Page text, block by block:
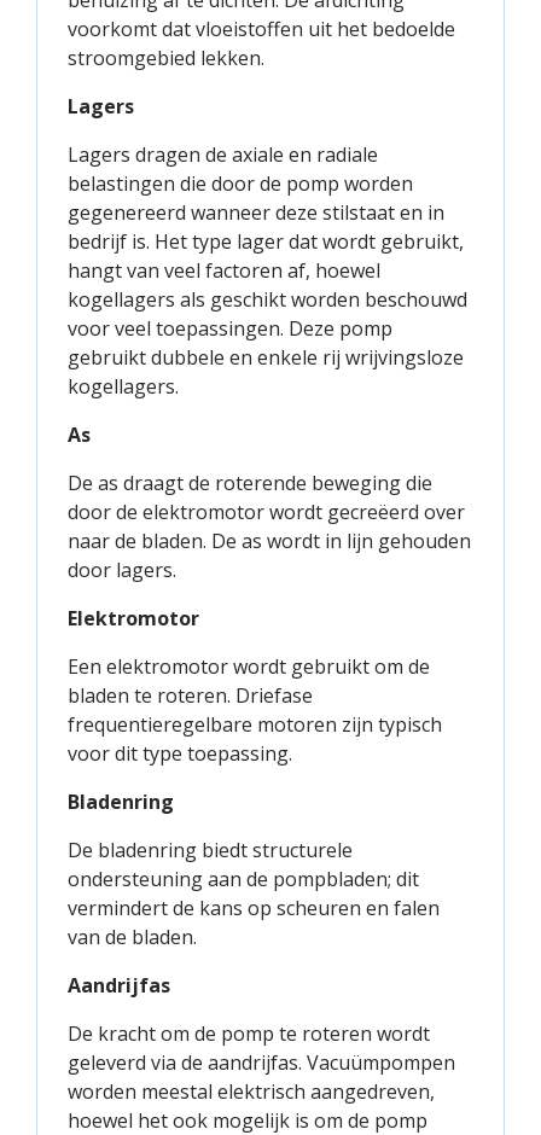
voorkomt dat vloeistoffen uit het bedoelde
stroomgebied lekken.
Lagers
Lagers dragen de axiale en radiale
belastingen die door de pomp worden
gegenereerd wanneer deze stilstaat en in
bedrijf is. Het type lager dat wordt gebruikt,
hangt van veel factoren af, hoewel
kogellagers als geschikt worden beschouwd
voor veel toepassingen. Deze pomp
gebruikt dubbele en enkele rij wrijvingsloze
kogellagers.
As
De as draagt de roterende beweging die
door de elektromotor wordt gecreëerd over
naar de bladen. De as wordt in lijn gehouden
door lagers.
Elektromotor
Een elektromotor wordt gebruikt om de
bladen te roteren. Driefase
frequentieregelbare motoren zijn typisch
voor dit type toepassing.
Bladenring
De bladenring biedt structurele
ondersteuning aan de pompbladen; dit
vermindert de kans op scheuren en falen
van de bladen.
Aandrijfas
De kracht om de pomp te roteren wordt
geleverd via de aandrijfas. Vacuümpompen
worden meestal elektrisch aangedreven,
hoewel het ook mogelijk is om de pomp